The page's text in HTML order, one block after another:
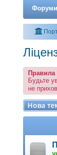
Форуми
Будьте
не
Нова
Нова те